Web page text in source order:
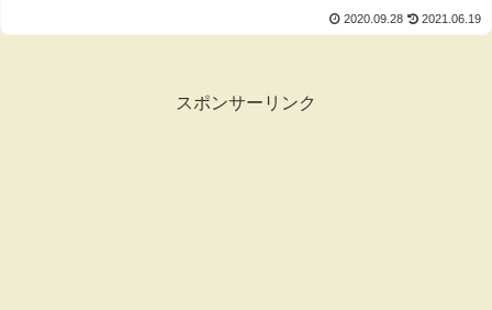
2020.09.28 2021.06.19
スポンサーリンク